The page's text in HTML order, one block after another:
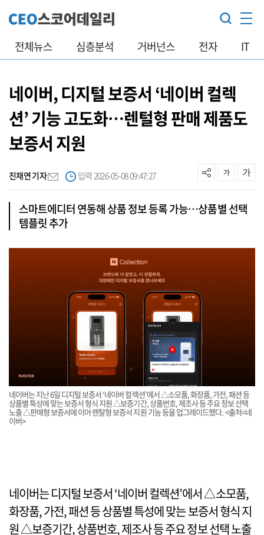
전체뉴스 심층분석 거버넌스 전자 IT
네이버, 디지털 보증서 ‘네이버 컬렉
션’ 기능 고도화…렌털형 판매 제품도
보증서 지원
진채연 기자 입력 2026-05-08 09:47:27
스마트에디터 연동해 상품 정보 등록 가능…상품별 선택
템플릿 추가
네이버는 지난 6일 디지털 보증서 ‘네이버 컬렉션’에서 △소모품, 화장품, 가전, 패션 등
상품별 특성에 맞는 보증서 형식 지원 △보증기간, 상품번호, 제조사 등 주요 정보 선택
노출 △판매형 보증서에 이어 렌탈형 보증서 지원 기능 등을 업그레이드했다. <출처=네
이버>
네이버는 디지털 보증서 ‘네이버 컬렉션’에서 △소모품,
화장품, 가전, 패션 등 상품별 특성에 맞는 보증서 형식 지
원 △보증기간, 상품번호, 제조사 등 주요 정보 선택 노출